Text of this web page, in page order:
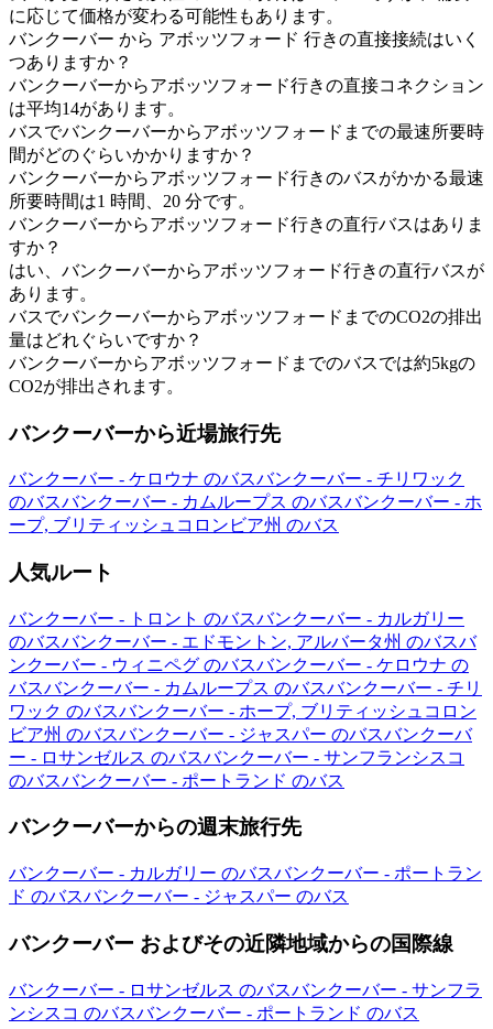
に応じて価格が変わる可能性もあります。
バンクーバー から アボッツフォード 行きの直接接続はいく
つありますか？
バンクーバーからアボッツフォード行きの直接コネクション
は平均14があります。
バスでバンクーバーからアボッツフォードまでの最速所要時
間がどのぐらいかかりますか？
バンクーバーからアボッツフォード行きのバスがかかる最速
所要時間は1 時間、20 分です。
バンクーバーからアボッツフォード行きの直行バスはありま
すか？
はい、バンクーバーからアボッツフォード行きの直行バスが
あります。
バスでバンクーバーからアボッツフォードまでのCO2の排出
量はどれぐらいですか？
バンクーバーからアボッツフォードまでのバスでは約5kgの
CO2が排出されます。
バンクーバーから近場旅行先
バンクーバー - ケロウナ のバスバンクーバー - チリワック
のバスバンクーバー - カムループス のバスバンクーバー - ホ
ープ, ブリティッシュコロンビア州 のバス
人気ルート
バンクーバー - トロント のバスバンクーバー - カルガリー
のバスバンクーバー - エドモントン, アルバータ州 のバスバ
ンクーバー - ウィニペグ のバスバンクーバー - ケロウナ の
バスバンクーバー - カムループス のバスバンクーバー - チリ
ワック のバスバンクーバー - ホープ, ブリティッシュコロン
ビア州 のバスバンクーバー - ジャスパー のバスバンクーバ
ー - ロサンゼルス のバスバンクーバー - サンフランシスコ
のバスバンクーバー - ポートランド のバス
バンクーバーからの週末旅行先
バンクーバー - カルガリー のバスバンクーバー - ポートラン
ド のバスバンクーバー - ジャスパー のバス
バンクーバー およびその近隣地域からの国際線
バンクーバー - ロサンゼルス のバスバンクーバー - サンフラ
ンシスコ のバスバンクーバー - ポートランド のバス